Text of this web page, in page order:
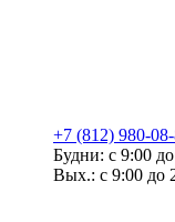
+7 (812) 980-
Будни: с 9:00
Вых.: с 9:00 до